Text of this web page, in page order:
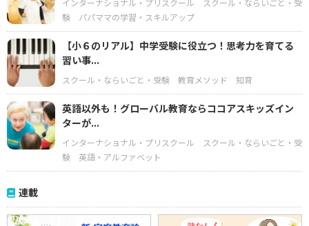
験
パパママの学習・スキルアップ
【小６のリアル】中学受験に役立つ！思考力を育てる
習い事...
スクール・ならいごと・受験 教育メソッド 知育
英語以外も！グローバル教育ならココアスキッズイン
ターが...
インターナショナル・プリスクール
スクール・ならいごと・受
験
英語・アルファベット
連載